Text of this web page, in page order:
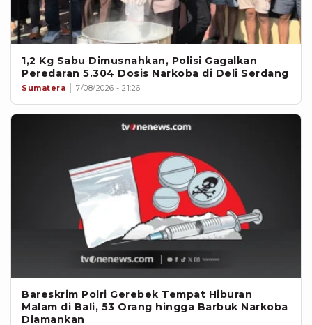
1,2 Kg Sabu Dimusnahkan, Polisi Gagalkan
Peredaran 5.304 Dosis Narkoba di Deli Serdang
Sumatera 7/08/2026 - 21:26
Bareskrim Polri Gerebek Tempat Hiburan
Malam di Bali, 53 Orang hingga Barbuk Narkoba
Diamankan